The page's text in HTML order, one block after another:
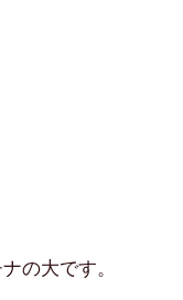
の大です。